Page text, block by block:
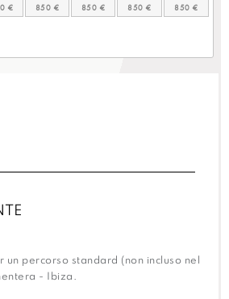
un percorso standard (non incluso nel
- Ibiza.